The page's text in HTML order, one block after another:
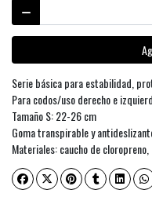
Serie básica para estabilidad,
Para codos/uso derecho e
Tamaño S: 22-26 cm
Goma transpirable y
Materiales: caucho de